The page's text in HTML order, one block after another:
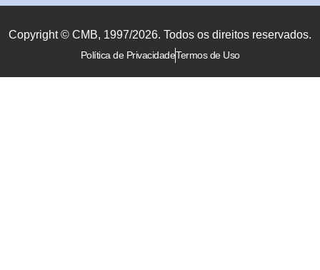
Copyright © CMB, 1997/2026. Todos os direitos reservados.
Política de PrivacidadeTermos de Uso